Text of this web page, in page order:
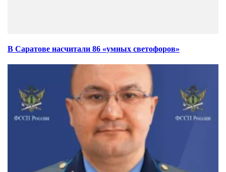
В Саратове насчитали 86 «умных светофоров»